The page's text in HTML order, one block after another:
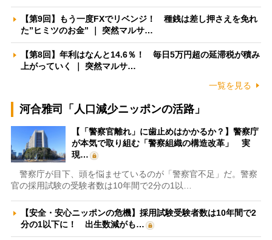
【第9回】もう一度FXでリベンジ！ 種銭は差し押さえを免れ
た”ヒミツのお金” ｜ 突然マルサ…
【第8回】年利はなんと14.6％！ 毎日5万円超の延滞税が積み
上がっていく ｜ 突然マルサ…
一覧を見る
河合雅司「人口減少ニッポンの活路」
【「警察官離れ」に歯止めはかかるか？】警察庁
が本気で取り組む「警察組織の構造改革」 実
現…
警察庁が目下、頭を悩ませているのが「警察官不足」だ。警察
官の採用試験の受験者数は10年間で2分の1以…
【安全・安心ニッポンの危機】採用試験受験者数は10年間で2
分の1以下に！ 出生数減がも…